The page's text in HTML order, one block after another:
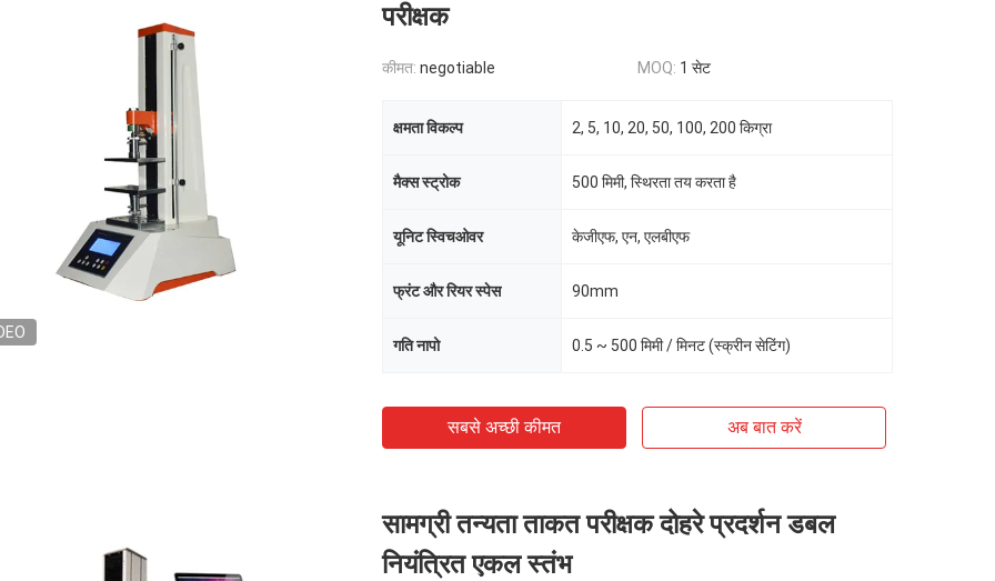
परीक्षक
कीमत: negotiable MOQ: 1 सेट
क्षमता विकल्प 2, 5, 10, 20, 50, 100, 200 किग्रा
मैक्स स्ट्रोक 500 मिमी, स्थिरता तय करता है
यूनिट स्विचओवर केजीएफ, एन, एलबीएफ
फ्रंट और रियर स्पेस 90mm
गति नापो 0.5 ~ 500 मिमी / मिनट (स्क्रीन सेटिंग)
सबसे अच्छी कीमत अब बात करें
सामग्री तन्यता ताकत परीक्षक दोहरे प्रदर्शन डबल
नियंत्रित एकल स्तंभ